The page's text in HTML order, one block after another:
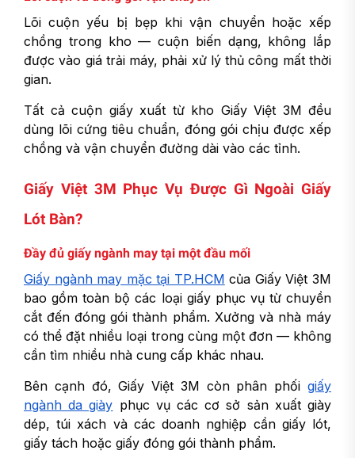
Lõi cuộn yếu bị bẹp khi vận chuyển hoặc xếp
chồng trong kho — cuộn biến dạng, không lắp
được vào giá trải máy, phải xử lý thủ công mất thời
gian.
Tất cả cuộn giấy xuất từ kho Giấy Việt 3M đều
dùng lõi cứng tiêu chuẩn, đóng gói chịu được xếp
chồng và vận chuyển đường dài vào các tỉnh.
Giấy Việt 3M Phục Vụ Được Gì Ngoài Giấy
Lót Bàn?
Đầy đủ giấy ngành may tại một đầu mối
Giấy ngành may mặc tại TP.HCM của Giấy Việt 3M
bao gồm toàn bộ các loại giấy phục vụ từ chuyền
cắt đến đóng gói thành phẩm. Xưởng và nhà máy
có thể đặt nhiều loại trong cùng một đơn — không
cần tìm nhiều nhà cung cấp khác nhau.
Bên cạnh đó, Giấy Việt 3M còn phân phối giấy
ngành da giày phục vụ các cơ sở sản xuất giày
dép, túi xách và các doanh nghiệp cần giấy lót,
giấy tách hoặc giấy đóng gói thành phẩm.